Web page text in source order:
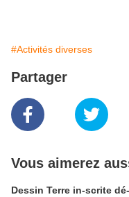
#Activités diverses
Partager
Vous aimerez
Dessin Terre in-scrite